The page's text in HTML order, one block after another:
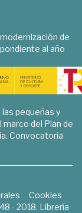
de
al año
pequeñas y
del Plan de
Convocatoria
Cookies
- 2018. Librería